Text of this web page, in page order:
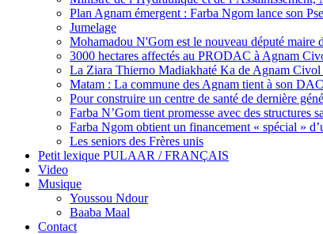
Plan Agnam émergent : Farba Ngom lance son
Jumelage
Mohamadou N'Gom est le nouveau député maire
3000 hectares affectés au PRODAC à Agnam
La Ziara Thierno Madiakhaté Ka de Agnam Civol
Matam : La commune des Agnam tient à son
Pour construire un centre de santé de dernière
Farba N’Gom tient promesse avec des
Farba Ngom obtient un financement « spécial »
Les seniors des Frères unis
Petit lexique PULAAR / FRANÇAIS
Video
Musique
Youssou Ndour
Baaba Maal
Contact